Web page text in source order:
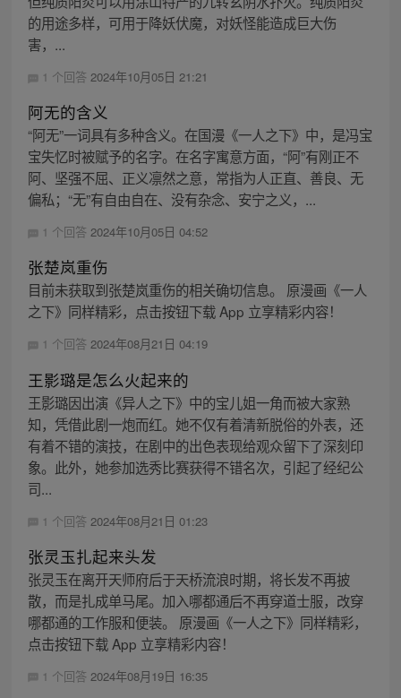
的用途多样，可用于降妖伏魔，对妖怪能造成巨大伤
害，...
1 个回答 2024年10月05日 21:21
阿无的含义
“阿无”一词具有多种含义。在国漫《一人之下》中，是冯宝
宝失忆时被赋予的名字。在名字寓意方面，“阿”有刚正不
阿、坚强不屈、正义凛然之意，常指为人正直、善良、无
偏私；“无”有自由自在、没有杂念、安宁之义，...
1 个回答 2024年10月05日 04:52
张楚岚重伤
目前未获取到张楚岚重伤的相关确切信息。 原漫画《一人
之下》同样精彩，点击按钮下载 App 立享精彩内容！
1 个回答 2024年08月21日 04:19
王影璐是怎么火起来的
王影璐因出演《异人之下》中的宝儿姐一角而被大家熟
知，凭借此剧一炮而红。她不仅有着清新脱俗的外表，还
有着不错的演技，在剧中的出色表现给观众留下了深刻印
象。此外，她参加选秀比赛获得不错名次，引起了经纪公
司...
1 个回答 2024年08月21日 01:23
张灵玉扎起来头发
张灵玉在离开天师府后于天桥流浪时期，将长发不再披
散，而是扎成单马尾。加入哪都通后不再穿道士服，改穿
哪都通的工作服和便装。 原漫画《一人之下》同样精彩，
点击按钮下载 App 立享精彩内容！
1 个回答 2024年08月19日 16:35